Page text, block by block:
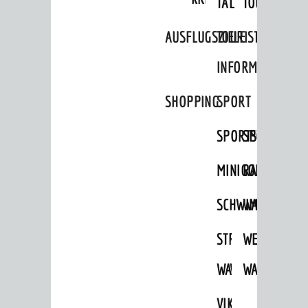
AUSFLUGSZIELE
TOURIST
INFORMATION
SHOPPINGSPORT
SPORTSTÄTTEN
MINIGOLFRADFAHREN
SCHWIMMEN
STRANDBAD
WAIDSEE
TSG
VIKTOR-
WANDERN
WEINHEIMER